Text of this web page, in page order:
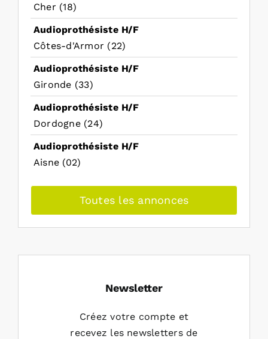
Cher (18)
Audioprothésiste H/F
Côtes-d'Armor (22)
Audioprothésiste H/F
Gironde (33)
Audioprothésiste H/F
Dordogne (24)
Audioprothésiste H/F
Aisne (02)
Toutes les annonces
Newsletter
Créez votre compte et
recevez les newsletters de